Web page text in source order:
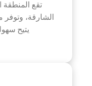
تقع
الشارقة، وتوفر
يتيح